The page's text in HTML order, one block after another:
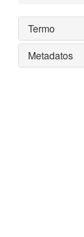
Termo
Metadatos